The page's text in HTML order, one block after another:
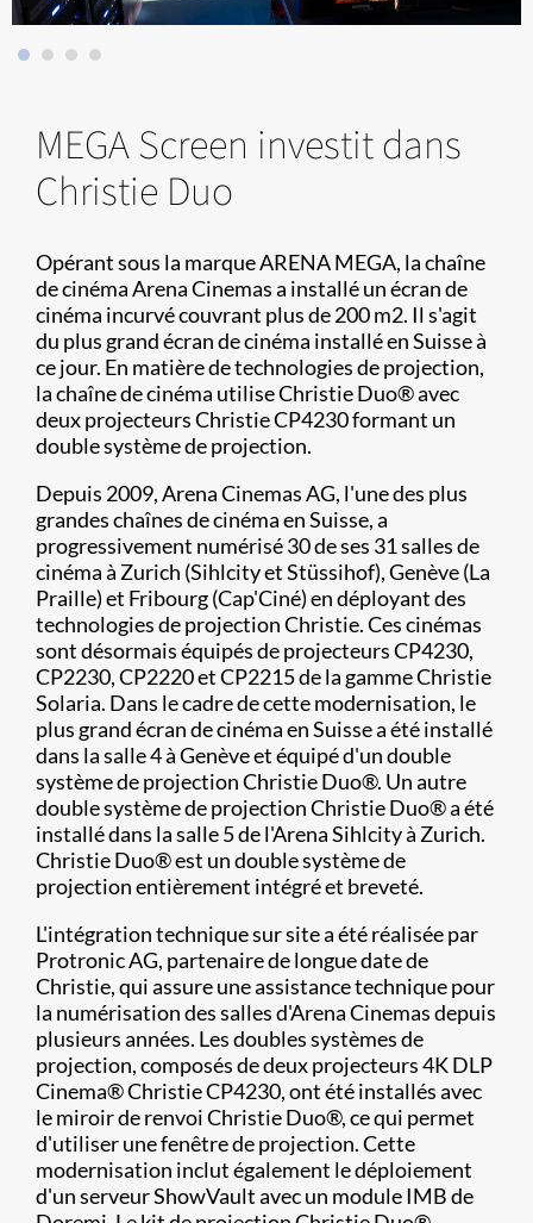
MEGA Screen investit dans
Christie Duo
Opérant sous la marque ARENA MEGA, la chaîne
de cinéma Arena Cinemas a installé un écran de
cinéma incurvé couvrant plus de 200 m2. Il s'agit
du plus grand écran de cinéma installé en Suisse à
ce jour. En matière de technologies de projection,
la chaîne de cinéma utilise Christie Duo® avec
deux projecteurs Christie CP4230 formant un
double système de projection.
Depuis 2009, Arena Cinemas AG, l'une des plus
grandes chaînes de cinéma en Suisse, a
progressivement numérisé 30 de ses 31 salles de
cinéma à Zurich (Sihlcity et Stüssihof), Genève (La
Praille) et Fribourg (Cap'Ciné) en déployant des
technologies de projection Christie. Ces cinémas
sont désormais équipés de projecteurs CP4230,
CP2230, CP2220 et CP2215 de la gamme Christie
Solaria. Dans le cadre de cette modernisation, le
plus grand écran de cinéma en Suisse a été installé
dans la salle 4 à Genève et équipé d'un double
système de projection Christie Duo®. Un autre
double système de projection Christie Duo® a été
installé dans la salle 5 de l'Arena Sihlcity à Zurich.
Christie Duo® est un double système de
projection entièrement intégré et breveté.
L'intégration technique sur site a été réalisée par
Protronic AG, partenaire de longue date de
Christie, qui assure une assistance technique pour
la numérisation des salles d'Arena Cinemas depuis
plusieurs années. Les doubles systèmes de
projection, composés de deux projecteurs 4K DLP
Cinema® Christie CP4230, ont été installés avec
le miroir de renvoi Christie Duo®, ce qui permet
d'utiliser une fenêtre de projection. Cette
modernisation inclut également le déploiement
d'un serveur ShowVault avec un module IMB de